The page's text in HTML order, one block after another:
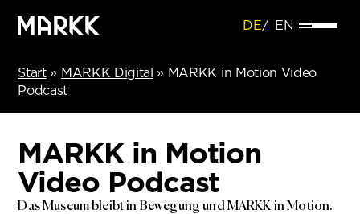
DE EN
Start» MARKK Digital » MARKK in Motion Video
Podcast
MARKK in Motion
Video Podcast
Das Museum bleibt in Bewegung und MARKK in Motion.